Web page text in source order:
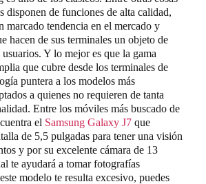
disponen de funciones de alta calidad,
marcado tendencia en el mercado y
hacen de sus terminales un objeto de
Y lo mejor es que la gama
que cubre desde los terminales de
puntera a los modelos más
a quienes no requieren de tanta
Entre los móviles más buscado de
el Samsung Galaxy J7que
de 5,5 pulgadas para tener una visión
y por su excelente cámara de 13
te ayudará a tomar fotografías
modelo te resulta excesivo, puedes